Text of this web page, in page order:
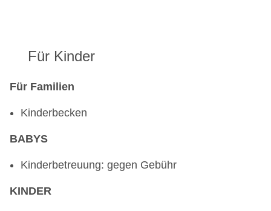
Für Kinder
Für Familien
Kinderbecken
BABYS
Kinderbetreuung: gegen Gebühr
KINDER